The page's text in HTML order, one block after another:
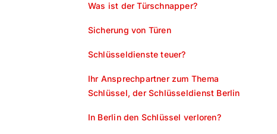
Was ist der Türschnapper?
Sicherung von Türen
Schlüsseldienste teuer?
Ihr Ansprechpartner zum Thema
Schlüssel, der Schlüsseldienst Berlin
In Berlin den Schlüssel verloren?